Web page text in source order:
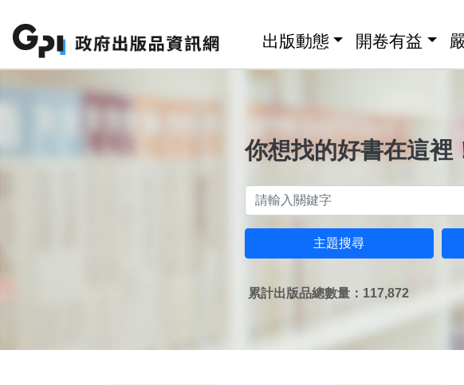
出版動態 開卷有益
你想找的好書在這裡
主題搜尋
累計出版品總數量：117,872